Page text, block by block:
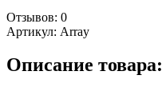
Отзывов: 0
Артикул: Array
Описание товара: